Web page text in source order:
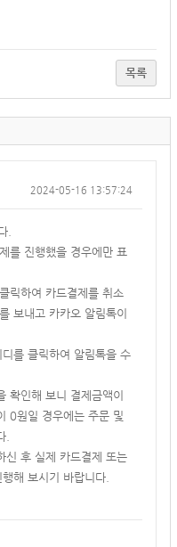
목록
2024-05-16 13:57:24
.
를 진행했을 경우에만 표
릭하여 카드결제를 취소
보내고 카카오 알림톡이
를 클릭하여 알림톡을 수
확인해 보니 결제금액이
0원일 경우에는 주문 및
.
후 실제 카드결제 또는
해 보시기 바랍니다.